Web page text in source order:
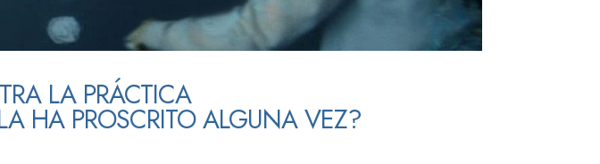
LA PRÁCTICA
HA PROSCRITO ALGUNA VEZ?